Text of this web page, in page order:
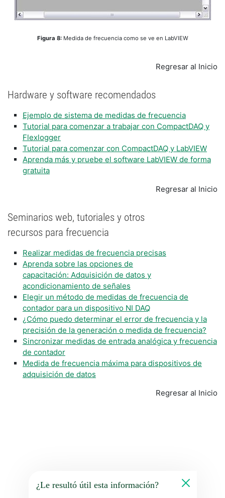
Figura 8: Medida de frecuencia como se ve en LabVIEW
Regresar al Inicio
Hardware y software recomendados
Ejemplo de sistema de medidas de frecuencia
Tutorial para comenzar a trabajar con CompactDAQ y
Flexlogger
Tutorial para comenzar con CompactDAQ y LabVIEW
Aprenda más y pruebe el software LabVIEW de forma
gratuita
Regresar al Inicio
Seminarios web, tutoriales y otros
recursos para frecuencia
Realizar medidas de frecuencia precisas
Aprenda sobre las opciones de
capacitación: Adquisición de datos y
acondicionamiento de señales
Elegir un método de medidas de frecuencia de
contador para un dispositivo NI DAQ
¿Cómo puedo determinar el error de frecuencia y la
precisión de la generación o medida de frecuencia?
Sincronizar medidas de entrada analógica y frecuencia
de contador
Medida de frecuencia máxima para dispositivos de
adquisición de datos
Regresar al Inicio
¿Le resultó útil esta información?